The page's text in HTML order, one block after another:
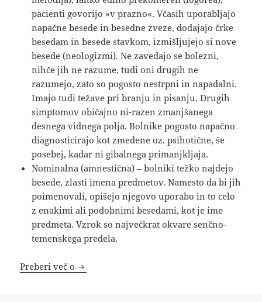
pacienti govorijo »v prazno«. Včasih uporabljajo
napačne besede in besedne zveze, dodajajo črke
besedam in besede stavkom, izmišljujejo si nove
besede (neologizmi). Ne zavedajo se bolezni,
nihče jih ne razume, tudi oni drugih ne
razumejo, zato so pogosto nestrpni in napadalni.
Imajo tudi težave pri branju in pisanju. Drugih
simptomov običajno ni-razen zmanjšanega
desnega vidnega polja. Bolnike pogosto napačno
diagnosticirajo kot zmedene oz. psihotične, še
posebej, kadar ni gibalnega primanjkljaja.
Nominalna (amnestična) – bolniki težko najdejo
besede, zlasti imena predmetov. Namesto da bi jih
poimenovali, opišejo njegovo uporabo in to celo
z enakimi ali podobnimi besedami, kot je ime
predmeta. Vzrok so največkrat okvare senčno-
temenskega predela.
Preberi več o Nevrologija